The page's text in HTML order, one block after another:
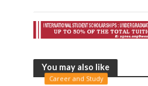
You may also like
Career and Study